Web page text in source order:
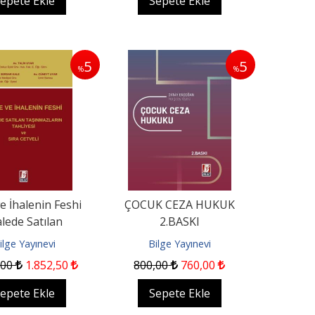
%5
İhalenin Feshi
Satılan
Tahliyesi ve
Sıra...
Yayınevi
1.852,50
Ekle
%5
ÇOCUK CEZA HUKUK
2.BASKI
Bilge Yayınevi
800,00 760,00
Sepete Ekle